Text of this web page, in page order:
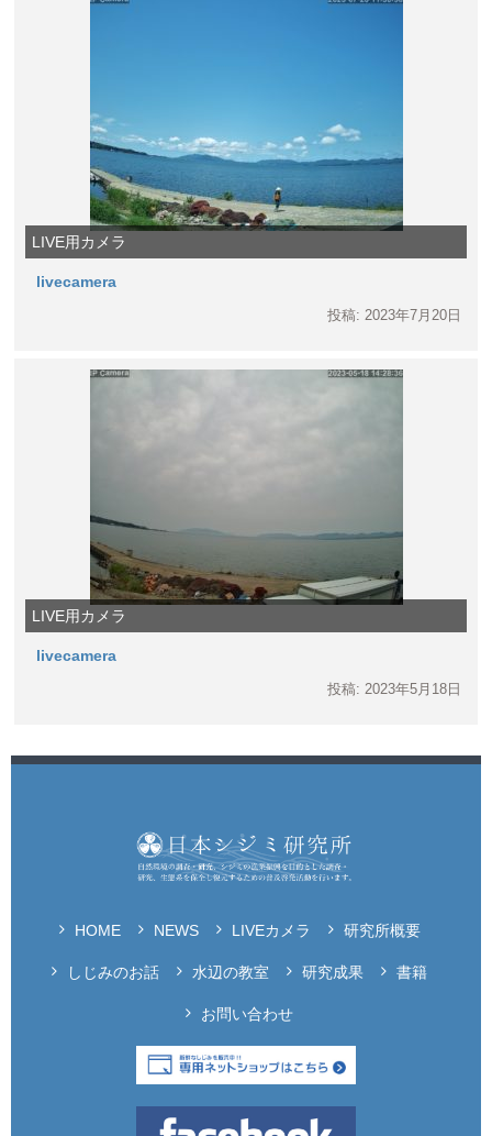
LIVE用カメラ
livecamera
投稿: 2023年7月20日
LIVE用カメラ
livecamera
投稿: 2023年5月18日
HOME NEWS LIVEカメラ 研究所概要
しじみのお話 水辺の教室 研究成果 書籍
お問い合わせ